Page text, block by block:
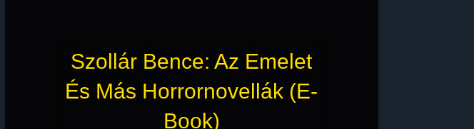
Szollár Bence: Az ​emelet
És Más Horrornovellák (e-
Book)